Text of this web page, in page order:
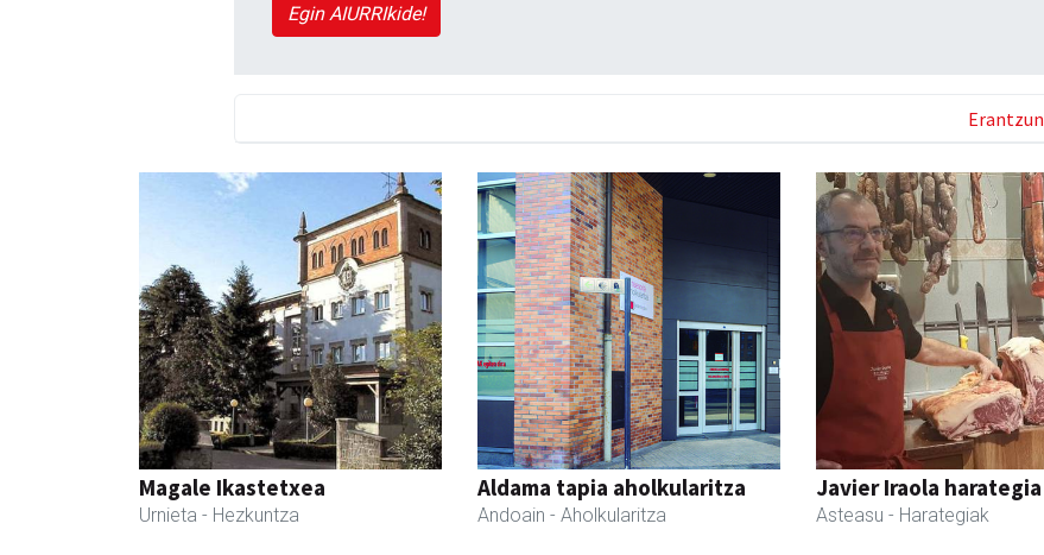
Egin AIURRIkide!
Erantzun
Magale Ikastetxea
Urnieta - Hezkuntza
Aldama tapia aholkularitza
Andoain - Aholkularitza
Javier Iraola harategia
Asteasu - Harategiak